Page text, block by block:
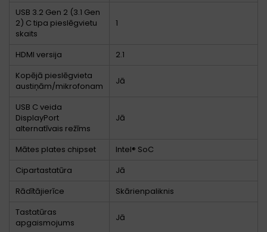
USB 3.2 Gen 2 (3.1 Gen
2) C tipa pieslēgvietu
skaits
1
HDMI versija
2.1
Kopējā pieslēgvieta
austiņām/mikrofonam
Jā
USB C veida
DisplayPort
alternatīvais režīms
Jā
Mātes plates chipset
Intel® SoC
Cipartastatūra
Jā
Rādītājierīce
Skārienpaliknis
Tastatūras
apgaismojums
Jā